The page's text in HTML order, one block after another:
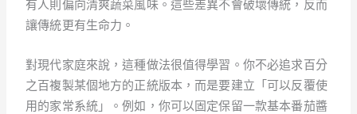
有人則偏向清爽蔬菜風味。這些差異不會破壞傳統，反而
讓傳統更有生命力。
對現代家庭來說，這種做法很值得學習。你不必追求百分
之百複製某個地方的正統版本，而是要建立「可以反覆使
用的家常系統」。例如，你可以固定保留一款基本番茄醬